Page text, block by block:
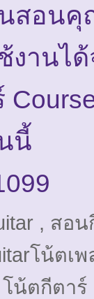
นสอน
งานไ
นี้
, สอน
โน้ตเ
โน้ตกีตาร์